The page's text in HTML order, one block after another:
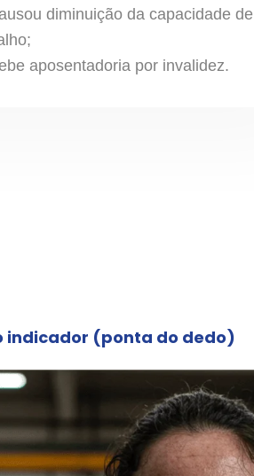
diminuição da capacidade de
aposentadoria por invalidez.
indicador (ponta do dedo)